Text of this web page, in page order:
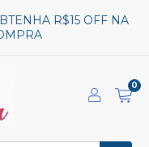
R$15 OFF NA
0